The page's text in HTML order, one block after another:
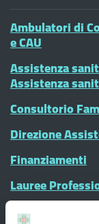
Ambulatori di
e CAU
Assistenza
Assistenza
Consultorio
Direzione
Finanziamenti
Lauree
Medici e